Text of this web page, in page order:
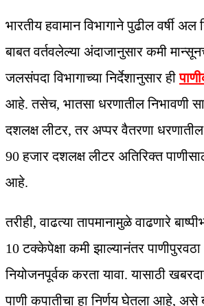
भारतीय हवामान विभागाने पुढील वर्षी
बाबत वर्तवलेल्या अंदाजानुसार कमी
जलसंपदा विभागाच्या निर्देशानुसार ही
आहे. तसेच, भातसा धरणातील निभावणी
दशलक्ष लीटर, तर अप्पर वैतरणा
90 हजार दशलक्ष लीटर अतिरिक्त
आहे.
तरीही, वाढत्या तापमानामुळे वाढणारे
10 टक्केपेक्षा कमी झाल्यानंतर पाणीपुरवठा
नियोजनपूर्वक करता यावा. यासाठी
पाणी कपातीचा हा निर्णय घेतला आहे, असे